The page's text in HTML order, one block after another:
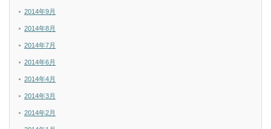
2014年9月
2014年8月
2014年7月
2014年6月
2014年4月
2014年3月
2014年2月